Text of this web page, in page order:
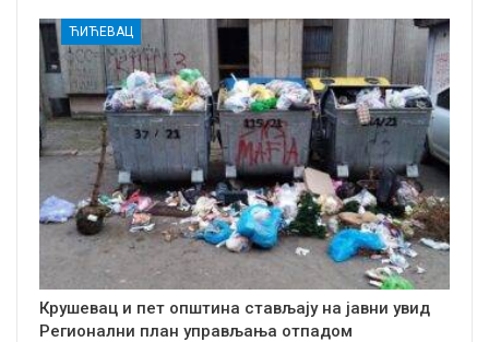
ЋИЋЕВАЦ
Крушевац и пет општина стављају на јавни увид
Регионални план управљања отпадом